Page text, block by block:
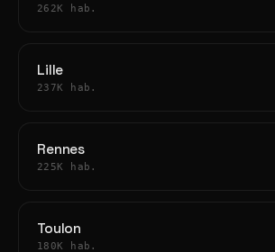
262K hab.
Lille
237K hab.
Rennes
225K hab.
Toulon
180K hab.